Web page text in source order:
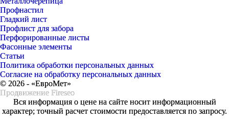
Профнастил
Гладкий лист
Профлист для забора
Перфорированные листы
Фасонные элементы
Статьи
Политика обработки персональных данных
Согласие на обработку персональных данных
© 2026 - «ЕвроМет»
Продвижение Fireseo
Вся информация о цене на сайте носит информационный
характер; точный расчет стоимости предоставляется по запросу.